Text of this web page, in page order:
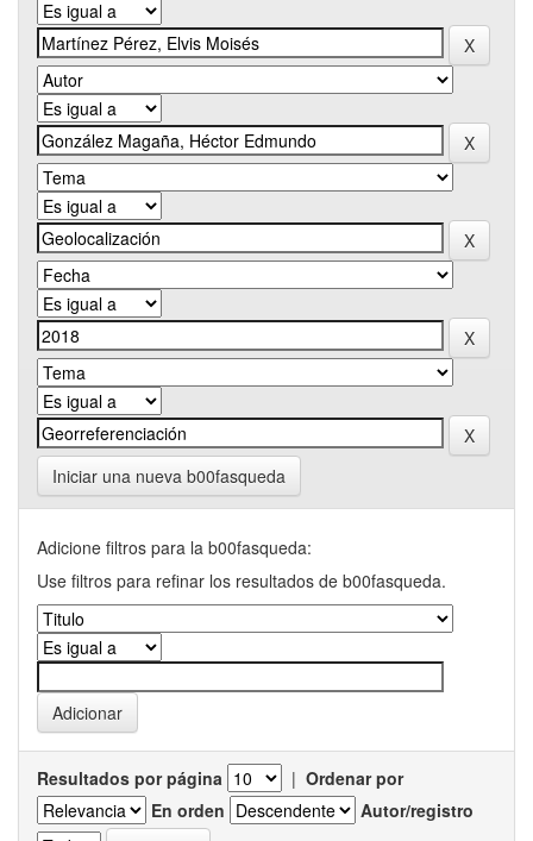
Iniciar una nueva b00fasqueda
Adicione filtros para la b00fasqueda:
Use filtros para refinar los resultados de b00fasqueda.
Resultados por página | Ordenar por
En orden
Autor/registro